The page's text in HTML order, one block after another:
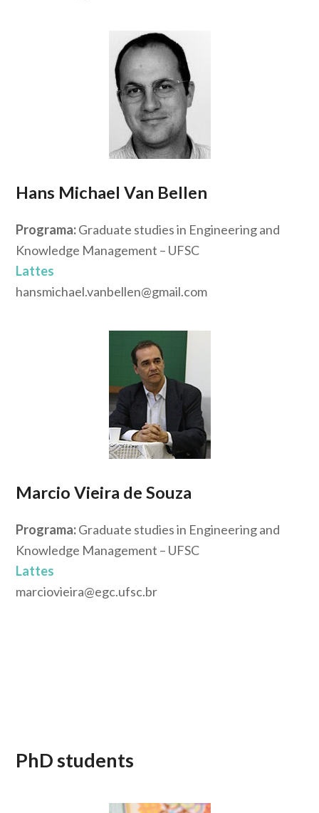
Hans Michael Van Bellen
Programa:Graduate studies in Engineering and
Knowledge Management – UFSC
Lattes
hansmichael.vanbellen@gmail.com
Marcio Vieira de Souza
Programa:Graduate studies in Engineering and
Knowledge Management – UFSC
Lattes
marciovieira@egc.ufsc.br
PhD students